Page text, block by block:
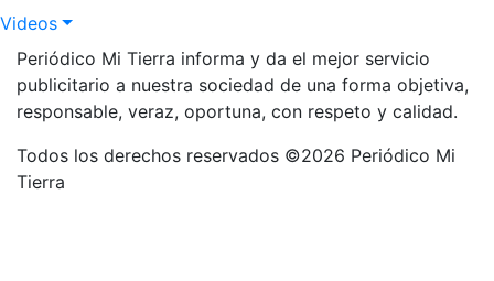
Videos
Periódico Mi Tierra informa y da el mejor servicio
publicitario a nuestra sociedad de una forma objetiva,
responsable, veraz, oportuna, con respeto y calidad.
Todos los derechos reservados ©2026 Periódico Mi
Tierra